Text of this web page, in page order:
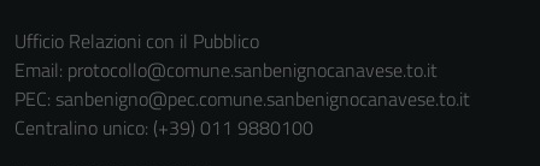
Ufficio Relazioni con il Pubblico
Email: protocollo@comune.sanbenignocanavese.to.it
PEC: sanbenigno@pec.comune.sanbenignocanavese.to.it
Centralino unico: (+39) 011 9880100